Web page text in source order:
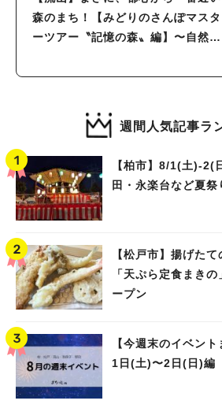
森のまち！【みどりのさんぽマスタ
ーツアー〝記憶の森〟編】〜自然科
週間人気記事ラ
【柏市】8/1(土)‐2(
田・永楽台など夏
【松戸市】揚げた
「天ぷら定食まき
ープン
【今週末のイベン
1日(土)〜2日(日)編